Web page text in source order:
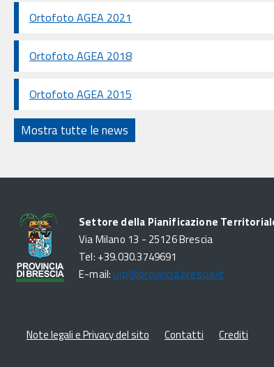
Ortofoto AGEA 2021
Ortofoto AGEA 2018
Ortofoto AGEA 2015
Mostra tutte le news
Settore della Pianificazione
Via Milano 13 - 25126 Brescia
Tel: +39.030.3749691
E-mail: urp@provincia.brescia.it
Note legali e Privacy del sito Contatti Crediti